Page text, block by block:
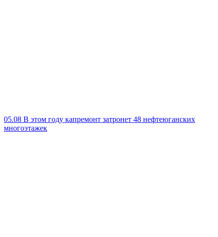
05.08 В этом году капремонт затронет 48 нефтеюганских
многоэтажек